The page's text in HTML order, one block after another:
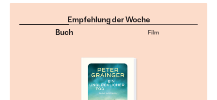
Empfehlung der Woche
Buch
Film